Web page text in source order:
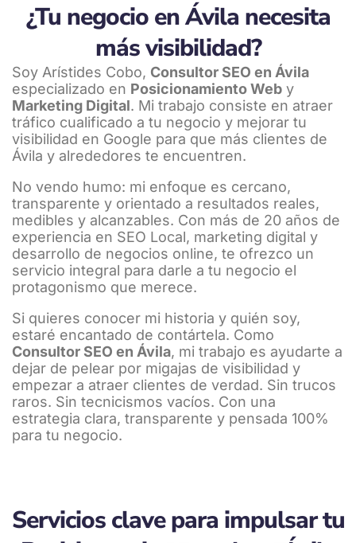
¿Tu negocio en Ávila necesita
más visibilidad?
Soy Arístides Cobo, Consultor SEO en Ávila
especializado en Posicionamiento Web y
Marketing Digital. Mi trabajo consiste en atraer
tráfico cualificado a tu negocio y mejorar tu
visibilidad en Google para que más clientes de
Ávila y alrededores te encuentren.
No vendo humo: mi enfoque es cercano,
transparente y orientado a resultados reales,
medibles y alcanzables. Con más de 20 años de
experiencia en SEO Local, marketing digital y
desarrollo de negocios online, te ofrezco un
servicio integral para darle a tu negocio el
protagonismo que merece.
Si quieres conocer mi historia y quién soy,
estaré encantado de contártela. Como
Consultor SEO en Ávila, mi trabajo es ayudarte a
dejar de pelear por migajas de visibilidad y
empezar a atraer clientes de verdad. Sin trucos
raros. Sin tecnicismos vacíos. Con una
estrategia clara, transparente y pensada 100%
para tu negocio.
Servicios clave para impulsar tu